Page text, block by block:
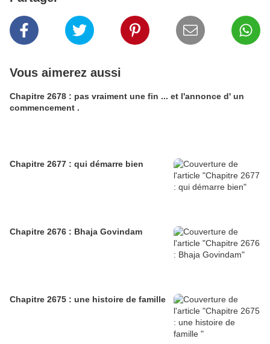
Vous aimerez aussi
Chapitre 2678 : pas vraiment une fin ... et l'annonce d' un
commencement .
Chapitre 2677 : qui démarre bien
Chapitre 2676 : Bhaja Govindam
Chapitre 2675 : une histoire de famille